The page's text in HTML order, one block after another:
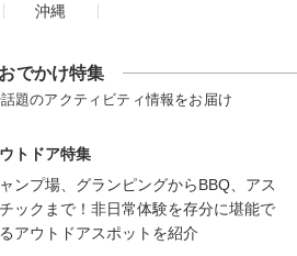
沖縄
おでかけ特集
題のアクティビティ情報をお届け
トドア特集
ンプ場、グランピングからBBQ、アス
ックまで！非日常体験を存分に堪能で
アウトドアスポットを紹介